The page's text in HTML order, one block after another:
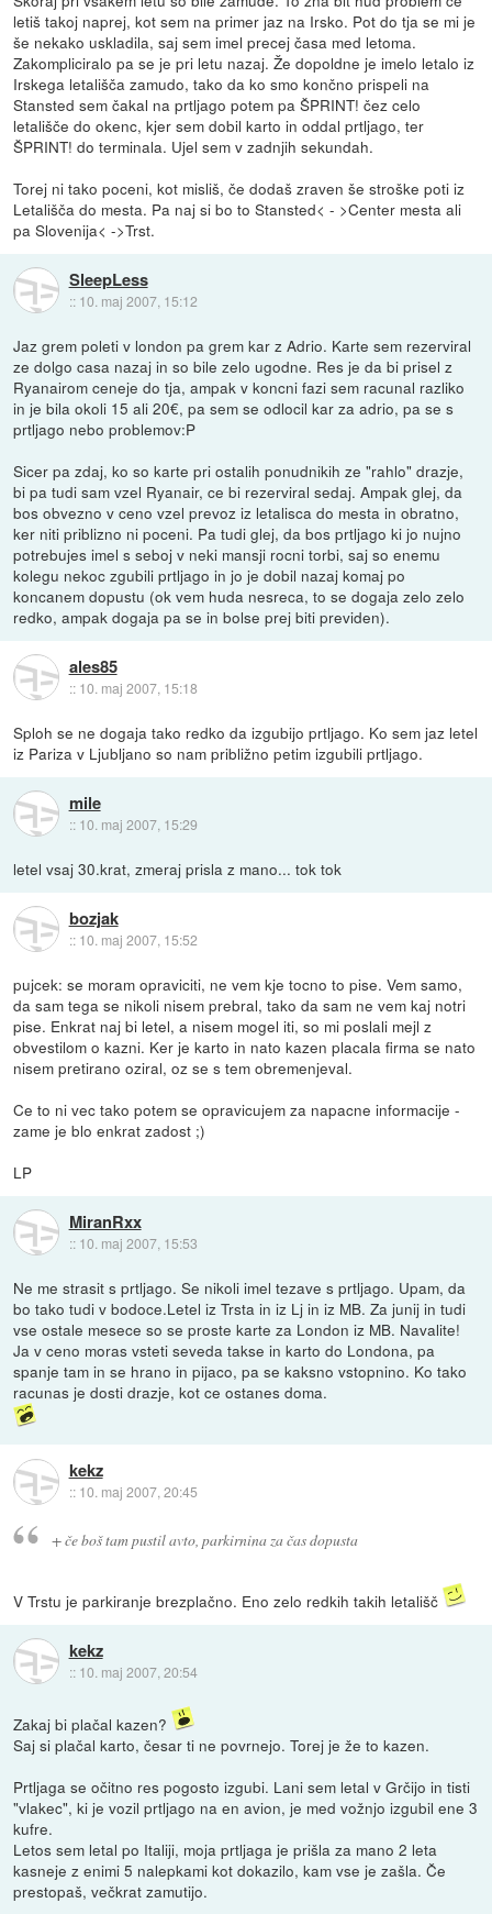
letiš takoj naprej, kot sem na primer jaz na Irsko. Pot do tja se mi je
še nekako uskladila, saj sem imel precej časa med letoma.
Zakompliciralo pa se je pri letu nazaj. Že dopoldne je imelo letalo iz
Irskega letališča zamudo, tako da ko smo končno prispeli na
Stansted sem čakal na prtljago potem pa ŠPRINT! čez celo
letališče do okenc, kjer sem dobil karto in oddal prtljago, ter
ŠPRINT! do terminala. Ujel sem v zadnjih sekundah.
Torej ni tako poceni, kot misliš, če dodaš zraven še stroške poti iz
Letališča do mesta. Pa naj si bo to Stansted< - >Center mesta ali
pa Slovenija< ->Trst.
SleepLess
:: 10. maj 2007, 15:12
Jaz grem poleti v london pa grem kar z Adrio. Karte sem rezerviral
ze dolgo casa nazaj in so bile zelo ugodne. Res je da bi prisel z
Ryanairom ceneje do tja, ampak v koncni fazi sem racunal razliko
in je bila okoli 15 ali 20€, pa sem se odlocil kar za adrio, pa se s
prtljago nebo problemov:P
Sicer pa zdaj, ko so karte pri ostalih ponudnikih ze "rahlo" drazje,
bi pa tudi sam vzel Ryanair, ce bi rezerviral sedaj. Ampak glej, da
bos obvezno v ceno vzel prevoz iz letalisca do mesta in obratno,
ker niti priblizno ni poceni. Pa tudi glej, da bos prtljago ki jo nujno
potrebujes imel s seboj v neki mansji rocni torbi, saj so enemu
kolegu nekoc zgubili prtljago in jo je dobil nazaj komaj po
koncanem dopustu (ok vem huda nesreca, to se dogaja zelo zelo
redko, ampak dogaja pa se in bolse prej biti previden).
ales85
:: 10. maj 2007, 15:18
Sploh se ne dogaja tako redko da izgubijo prtljago. Ko sem jaz letel
iz Pariza v Ljubljano so nam približno petim izgubili prtljago.
mile
:: 10. maj 2007, 15:29
letel vsaj 30.krat, zmeraj prisla z mano... tok tok
bozjak
:: 10. maj 2007, 15:52
pujcek: se moram opraviciti, ne vem kje tocno to pise. Vem samo,
da sam tega se nikoli nisem prebral, tako da sam ne vem kaj notri
pise. Enkrat naj bi letel, a nisem mogel iti, so mi poslali mejl z
obvestilom o kazni. Ker je karto in nato kazen placala firma se nato
nisem pretirano oziral, oz se s tem obremenjeval.
Ce to ni vec tako potem se opravicujem za napacne informacije -
zame je blo enkrat zadost ;)
LP
MiranRxx
:: 10. maj 2007, 15:53
Ne me strasit s prtljago. Se nikoli imel tezave s prtljago. Upam, da
bo tako tudi v bodoce.Letel iz Trsta in iz Lj in iz MB. Za junij in tudi
vse ostale mesece so se proste karte za London iz MB. Navalite!
Ja v ceno moras vsteti seveda takse in karto do Londona, pa
spanje tam in se hrano in pijaco, pa se kaksno vstopnino. Ko tako
racunas je dosti drazje, kot ce ostanes doma.
kekz
:: 10. maj 2007, 20:45
+ če boš tam pustil avto, parkirnina za čas dopusta
V Trstu je parkiranje brezplačno. Eno zelo redkih takih letališč
kekz
:: 10. maj 2007, 20:54
Zakaj bi plačal kazen?
Saj si plačal karto, česar ti ne povrnejo. Torej je že to kazen.
Prtljaga se očitno res pogosto izgubi. Lani sem letal v Grčijo in tisti
"vlakec", ki je vozil prtljago na en avion, je med vožnjo izgubil ene 3
kufre.
Letos sem letal po Italiji, moja prtljaga je prišla za mano 2 leta
kasneje z enimi 5 nalepkami kot dokazilo, kam vse je zašla. Če
prestopaš, večkrat zamutijo.